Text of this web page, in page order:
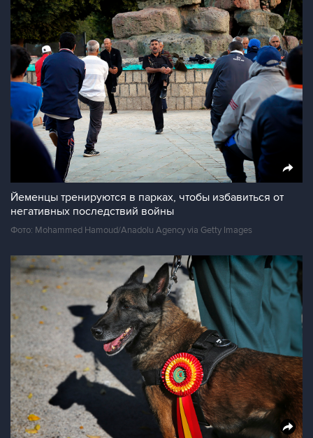
Йеменцы тренируются в парках, чтобы избавиться от
негативных последствий войны
Фото: Mohammed Hamoud/Anadolu Agency via Getty Images